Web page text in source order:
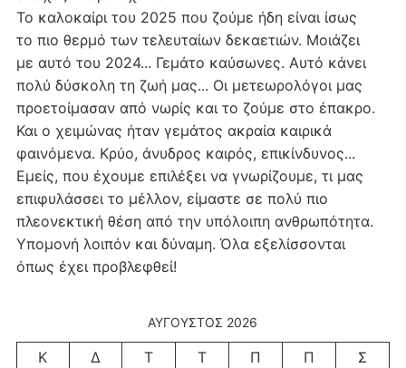
Το καλοκαίρι του 2025 που ζούμε ήδη είναι ίσως
το πιο θερμό των τελευταίων δεκαετιών. Μοιάζει
με αυτό του 2024... Γεμάτο καύσωνες. Αυτό κάνει
πολύ δύσκολη τη ζωή μας... Οι μετεωρολόγοι μας
προετοίμασαν από νωρίς και το ζούμε στο έπακρο.
Και ο χειμώνας ήταν γεμάτος ακραία καιρικά
φαινόμενα. Κρύο, άνυδρος καιρός, επικίνδυνος...
Εμείς, που έχουμε επιλέξει να γνωρίζουμε, τι μας
επιφυλάσσει το μέλλον, είμαστε σε πολύ πιο
πλεονεκτική θέση από την υπόλοιπη ανθρωπότητα.
Υπομονή λοιπόν και δύναμη. Όλα εξελίσσονται
όπως έχει προβλεφθεί!
ΑΎΓΟΥΣΤΟΣ 2026
Κ Δ Τ Τ Π Π
Σ